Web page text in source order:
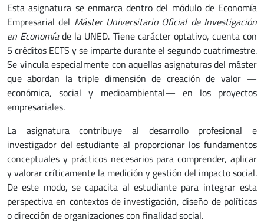
Esta asignatura se enmarca dentro del módulo de Economía
Empresarial del Máster Universitario Oficial de Investigación
en Economíade la UNED. Tiene carácter optativo, cuenta con
5 créditos ECTS y se imparte durante el segundo cuatrimestre.
Se vincula especialmente con aquellas asignaturas del máster
que abordan la triple dimensión de creación de valor —
económica, social y medioambiental— en los proyectos
empresariales.
La asignatura contribuye al desarrollo profesional e
investigador del estudiante al proporcionar los fundamentos
conceptuales y prácticos necesarios para comprender, aplicar
y valorar críticamente la medición y gestión del impacto social.
De este modo, se capacita al estudiante para integrar esta
perspectiva en contextos de investigación, diseño de políticas
o dirección de organizaciones con finalidad social.